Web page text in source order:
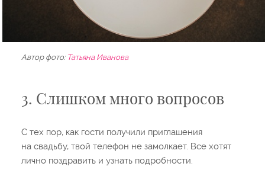
Автор фото: Татьяна Иванова
3. Слишком много вопросов
С тех пор, как гости получили приглашения
на свадьбу, твой телефон не замолкает. Все хотят
лично поздравить и узнать подробности.